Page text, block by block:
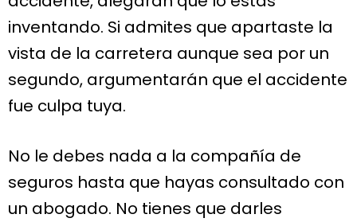
inventando. Si admites que apartaste la
vista de la carretera aunque sea por un
segundo, argumentarán que el accidente
fue culpa tuya.
No le debes nada a la compañía de
seguros hasta que hayas consultado con
un abogado. No tienes que darles